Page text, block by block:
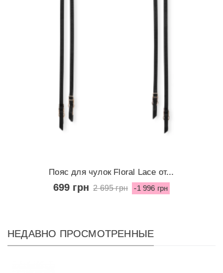
Пояс для чулок Floral Lace от...
699 грн 2 695 грн -1 996 грн
НЕДАВНО ПРОСМОТРЕННЫЕ